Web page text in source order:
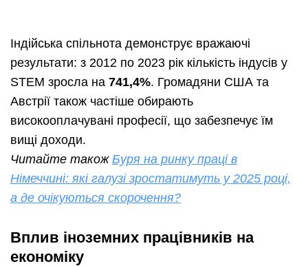
Індійська спільнота демонструє вражаючі
результати: з 2012 по 2023 рік кількість індусів у
STEM зросла на 741,4%. Громадяни США та
Австрії також частіше обирають
високооплачувані професії, що забезпечує їм
вищі доходи.
Читайте також Буря на ринку праці в
Німеччині: які галузі зростатимуть у 2025 році,
а де очікуються скорочення?
Вплив іноземних працівників на
економіку